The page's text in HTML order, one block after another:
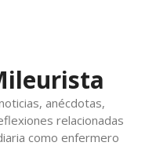
anécdotas,
relacionadas
como enfermero